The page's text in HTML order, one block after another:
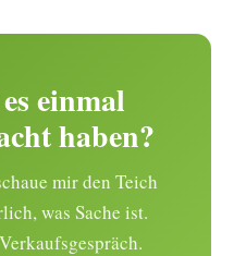
einmal
haben?
mir den Teich
was Sache ist.